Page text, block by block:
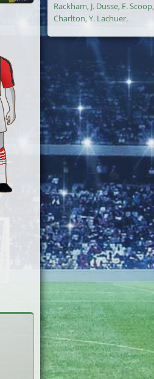
Rackham, J. Dusse, F. Scoop,
Charlton, Y. Lachuer.